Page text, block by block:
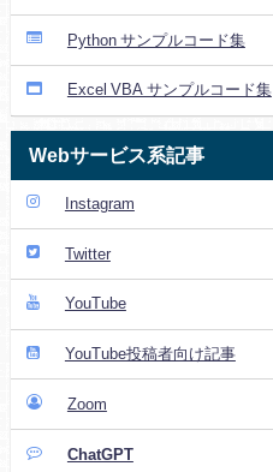
Python サンプルコード集
Excel VBA サンプルコード集
Webサービス系記事
Instagram
Twitter
YouTube
YouTube投稿者向け記事
Zoom
ChatGPT